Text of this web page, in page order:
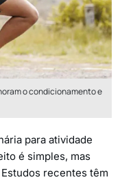
o condicionamento e
para atividade
é simples, mas
recentes têm